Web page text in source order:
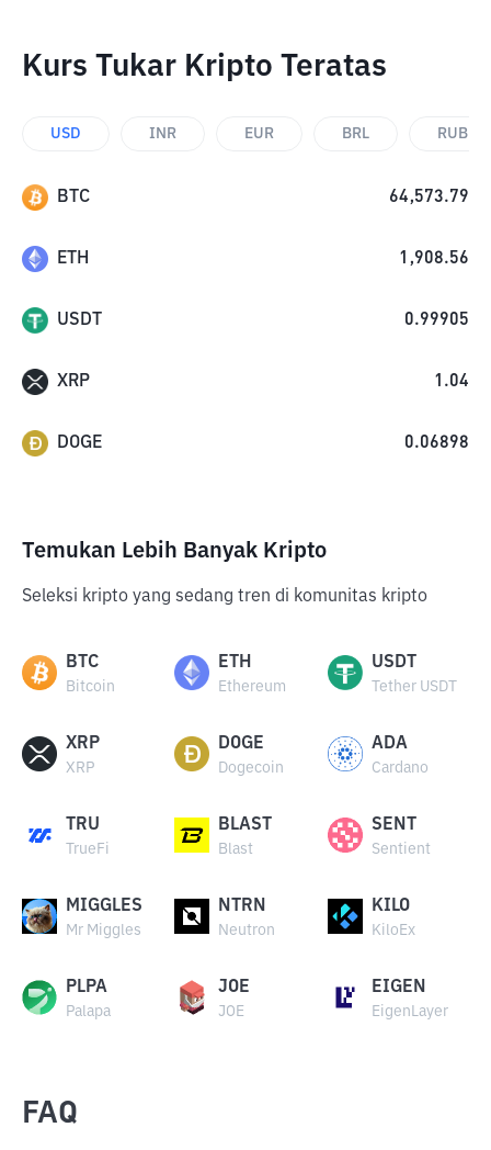
Kurs Tukar Kripto Teratas
USD INR EUR BRL RUB
BTC 64,573.79
ETH 1,908.56
USDT 0.99905
XRP 1.04
DOGE 0.06898
Temukan Lebih Banyak Kripto
Seleksi kripto yang sedang tren di komunitas kripto
BTC
Bitcoin
ETH
Ethereum
USDT
Tether USDT
XRP
XRP
DOGE
Dogecoin
ADA
Cardano
TRU
TrueFi
BLAST
Blast
SENT
Sentient
MIGGLES
Mr Miggles
NTRN
Neutron
KILO
KiloEx
PLPA
Palapa
JOE
JOE
EIGEN
EigenLayer
FAQ